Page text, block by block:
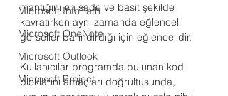
Microsoft InfoPath
Microsoft OneNote
Microsoft Outlook
Microsoft Project
mantığını en sade ve basit şekilde
kavratırken aynı zamanda eğlenceli
görseller barındırdığı için eğlencelidir.
Kullanıcılar programda bulunan kod
bloklarını amaçları doğrultusunda,